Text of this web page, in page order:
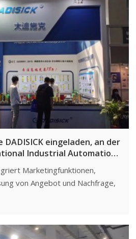
DADISICK eingeladen, an der
Industrial Automation
Marketingfunktionen,
von Angebot und Nachfrage,
von Technologien und